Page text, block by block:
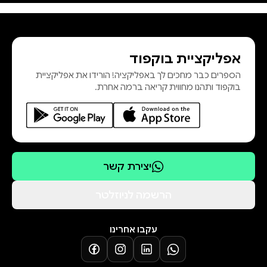
אפליקציית בוקפוד
הספרים כבר מחכים לך באפליקציה! הורידו את אפליקציית
בוקפוד ותהנו מחווית קריאה ברמה אחרת.
יצירת קשר
עקבו אחרינו